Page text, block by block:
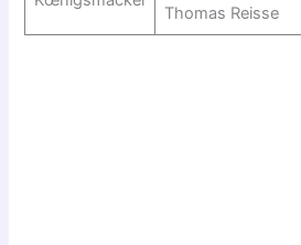
Thomas Reisse